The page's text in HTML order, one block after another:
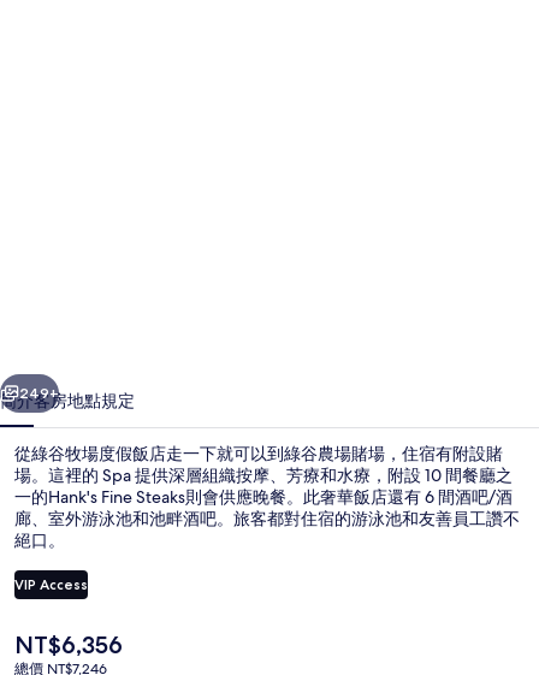
店
的
相
片
集
個 下一個
249+
簡介客房地點規定
從綠谷牧場度假飯店走一下就可以到綠谷農場賭場，住宿有附設賭
場。這裡的 Spa 提供深層組織按摩、芳療和水療，附設 10 間餐廳之
一的Hank's Fine Steaks則會供應晚餐。此奢華飯店還有 6 間酒吧/酒
廊、室外游泳池和池畔酒吧。旅客都對住宿的游泳池和友善員工讚不
絕口。
VIP Access
目
前
NT$6,356
總價 NT$7,246